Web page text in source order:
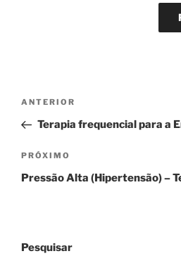
Navegação
Post
Post
anterior
ANTERIOR
Terapia frequencial para a
Próximo
post
PRÓXIMO
Pressão Alta (Hipertensão) –
Pesquisar